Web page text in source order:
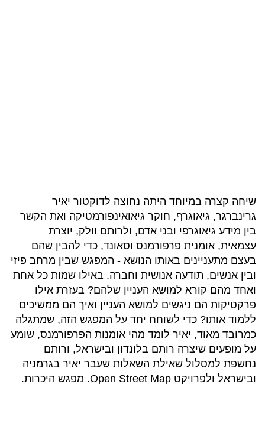
שיחה קצרה במיוחד היתה נחוצה לדוקטור יאיר
גרינברגר, גיאוגרף, חוקר גיאואינפורמטיקה ואת הקשר
בין מידע גיאוגרפי ובני אדם, ולרותם וולק, יוצרת
עצמאית, אומנית פרפורמנס וסאונד, כדי להבין שהם
בעצם מתעניינים באותו הנושא - המפגש שבין מרחב פיזי
ובין אנשים, תודעה אנושית וחברה. באילו שמות כל אחת
ואחד מהם קורא למושא העניין שלהם? בעזרת אילו
פרקטיקות הם ניגשים למושא העניין ואיך הם ממשיכים
ללמוד אותו? כדי לשוחח יחד על המפגש הזה, שמתגלה
כמרובד מאוד, יאיר לומד מהי אומנות הפרפורמנס, שומע
על מופעים שיצרה רותם בלונדון ובישראל, ורותם
נחשפת למסלול שאילת השאלות שעבר יאיר בגרמניה
ובישראל ולפרויקט Open Street Map. מפגש היכרות.